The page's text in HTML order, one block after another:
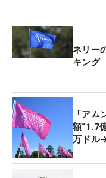
が、その後は12番
キリアコウ（オー
番から3連続バーデ
迎えた最終18番で
今年は日本勢16人
目の大会制覇を目
女子オープン」（
山下美夢有にも期
「KPMG全米女子
ネリー
キング
「ア
額“1.7
万ドル